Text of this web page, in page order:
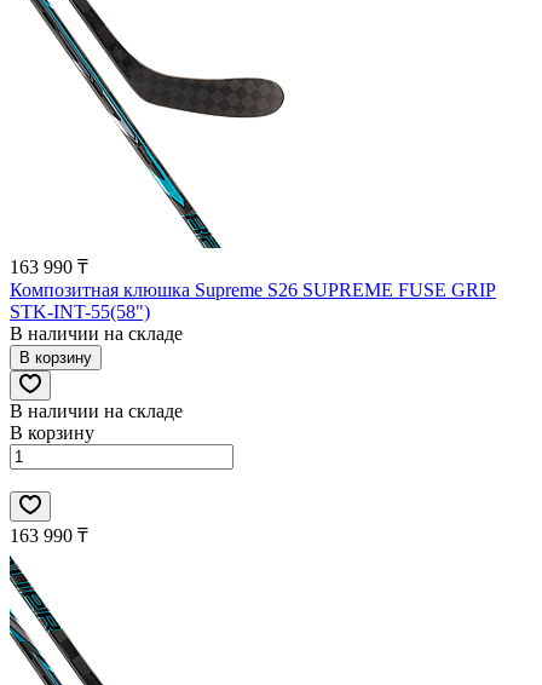
163 990 ₸
Композитная клюшка Supreme S26 SUPREME FUSE GRIP
STK-INT-55(58")
В наличии на складе
В корзину
В наличии на складе
В корзину
163 990 ₸